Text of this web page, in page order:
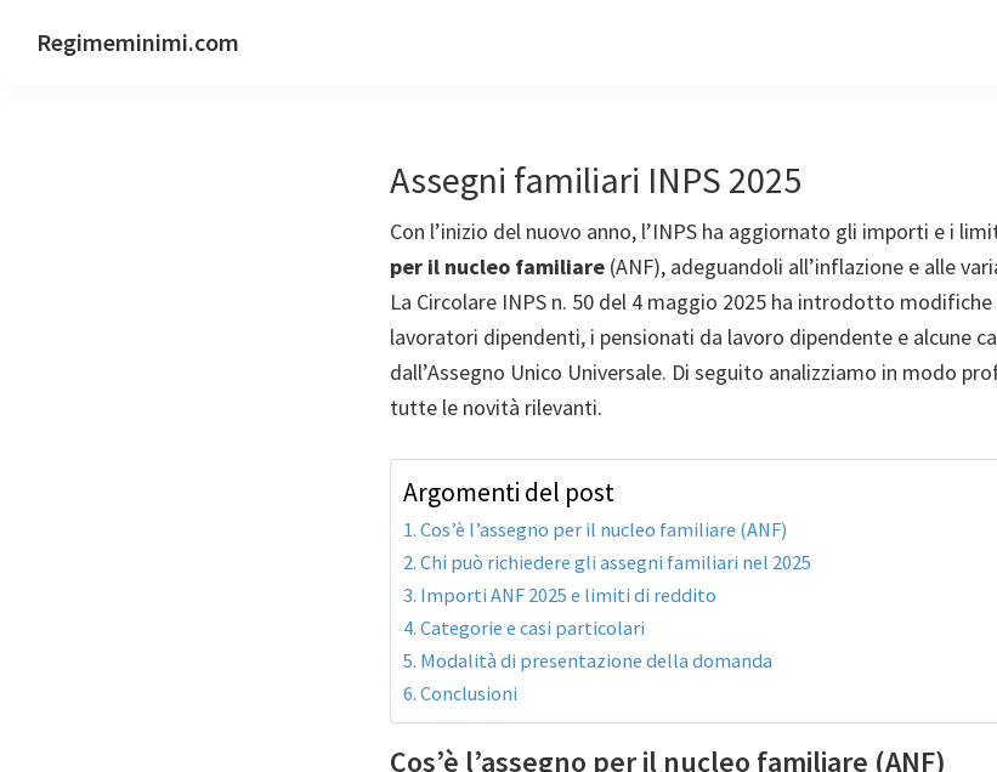
Regimeminimi.com
Assegni familiari INPS 2025
Con l’inizio del nuovo anno, l’INPS ha aggiornato gli importi e i
per il nucleo familiare (ANF), adeguandoli all’inflazione e alle
La Circolare INPS n. 50 del 4 maggio 2025 ha introdotto
lavoratori dipendenti, i pensionati da lavoro dipendente e alcune
dall’Assegno Unico Universale. Di seguito analizziamo in modo
tutte le novità rilevanti.
Argomenti del post
Cos’è l’assegno per il nucleo familiare (ANF)
Chi può richiedere gli assegni familiari nel 2025
Importi ANF 2025 e limiti di reddito
Categorie e casi particolari
Modalità di presentazione della domanda
Conclusioni
Cos’è l’assegno per il nucleo familiare (ANF)